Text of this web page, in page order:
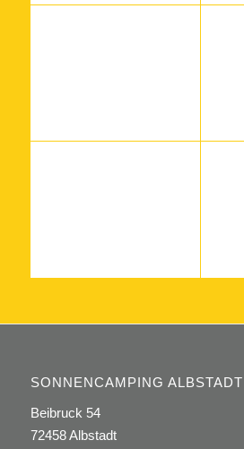
SONNENCAMPING ALBSTADT
Beibruck 54
72458 Albstadt